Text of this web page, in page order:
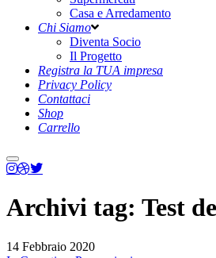
Casa e Arredamento
Chi Siamo
Diventa Socio
Il Progetto
Registra la TUA impresa
Privacy Policy
Contattaci
Shop
Carrello
Menu
principale
Archivi tag: Test
14 Febbraio 2020